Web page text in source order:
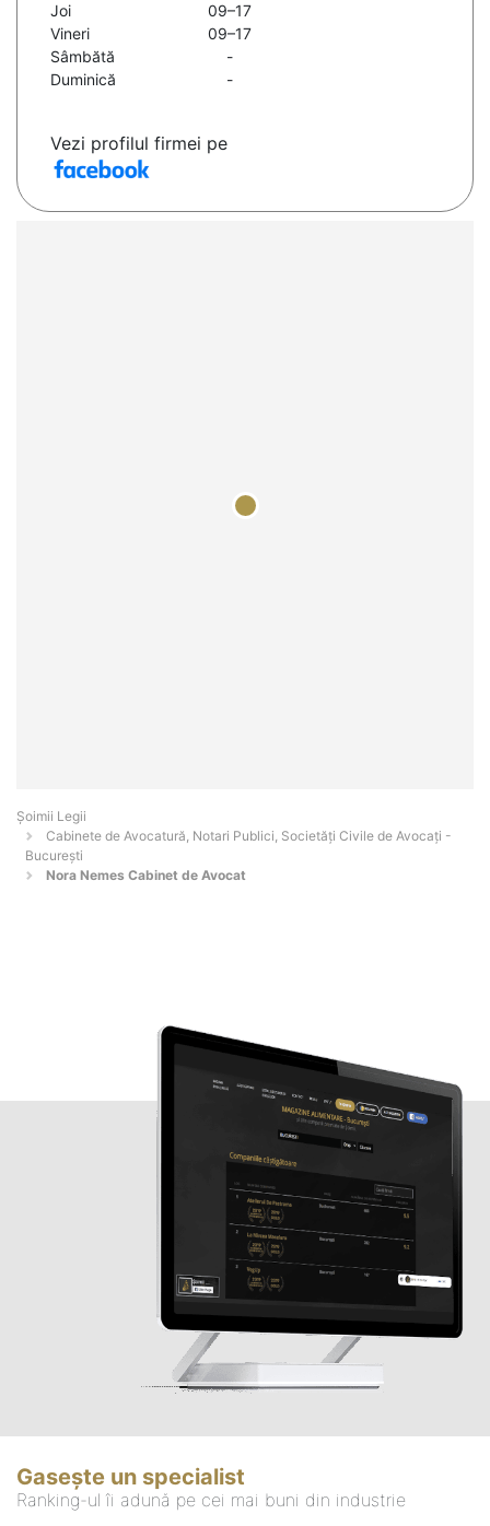
Joi
09–17
Vineri
09–17
Sâmbătă
-
Duminică
-
Vezi profilul firmei pe
Șoimii Legii
Cabinete de Avocatură, Notari Publici, Societăți Civile de Avocați -
Bucureşti
Nora Nemes Cabinet de Avocat
Gasește un specialist
Ranking-ul îi adună pe cei mai buni din industrie